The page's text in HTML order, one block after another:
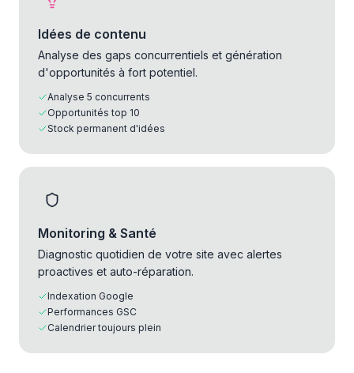
Idées de contenu
Analyse des gaps concurrentiels et génération
d'opportunités à fort potentiel.
Analyse 5 concurrents
Opportunités top 10
Stock permanent d'idées
Monitoring & Santé
Diagnostic quotidien de votre site avec alertes
proactives et auto-réparation.
Indexation Google
Performances GSC
Calendrier toujours plein